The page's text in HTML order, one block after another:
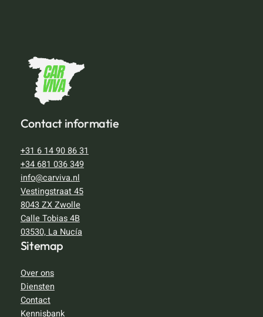
Contact informatie
+31 6 14 90 86 31
+34 681 036 349
info@carviva.nl
Vestingstraat 45
8043 ZX Zwolle
Calle Tobias 4B
03530, La Nucía
Sitemap
Over ons
Diensten
Contact
Kennisbank